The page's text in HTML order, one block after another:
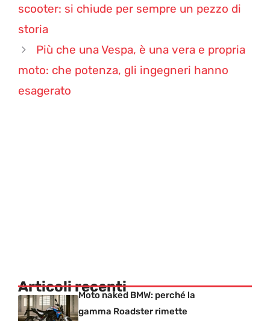
scooter: si chiude per sempre un pezzo di
storia
Più che una Vespa, è una vera e propria
moto: che potenza, gli ingegneri hanno
esagerato
Articoli recentiMoto naked BMW: perché la
gamma Roadster rimette